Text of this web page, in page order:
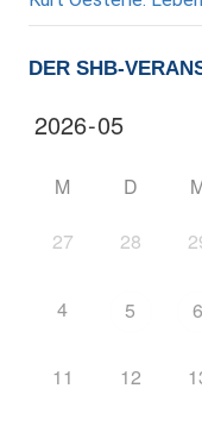
DER SHB-
M D
27 28
4 5 6
11 12